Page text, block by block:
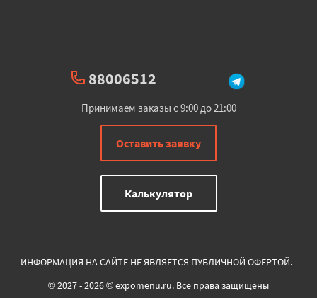
88006512
Принимаем заказы с 9:00 до 21:00
Оставить заявку
Калькулятор
ИНФОРМАЦИЯ НА САЙТЕ НЕ ЯВЛЯЕТСЯ ПУБЛИЧНОЙ ОФЕРТОЙ.
© 2027 - 2026 © expomenu.ru. Все права защищены